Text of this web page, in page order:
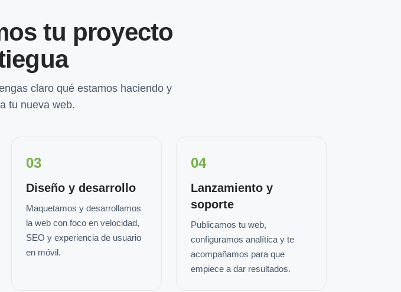
tu proyecto
claro qué estamos haciendo y
tu nueva web.
03
Diseño y desarrollo
Maquetamos y desarrollamos
la web con foco en velocidad,
SEO y experiencia de usuario
en móvil.
04
Lanzamiento y
soporte
Publicamos tu web,
configuramos analítica y te
acompañamos para que
empiece a dar resultados.